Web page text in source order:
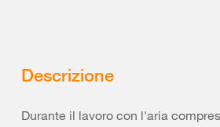
Descrizione
Durante il lavoro con l'aria